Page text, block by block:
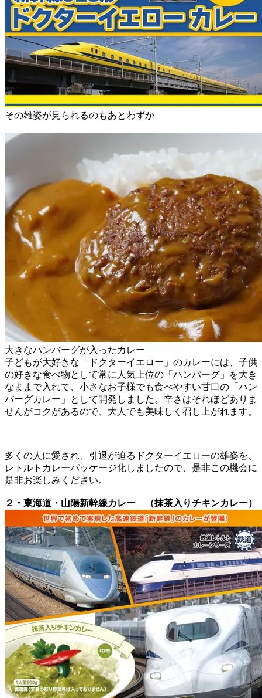
その雄姿が見られるのもあとわずか
大きなハンバーグが入ったカレー
子どもが大好きな「ドクターイエロー」のカレーには、子供
の好きな食べ物として常に人気上位の「ハンバーグ」を大き
なままで入れて、小さなお子様でも食べやすい甘口の「ハン
バーグカレー」として開発しました。辛さはそれほどありま
せんがコクがあるので、大人でも美味しく召し上がれます。
多くの人に愛され、引退が迫るドクターイエローの雄姿を、
レトルトカレーパッケージ化しましたので、是非この機会に
是非お楽しみください。
２・東海道・山陽新幹線カレー （抹茶入りチキンカレー）